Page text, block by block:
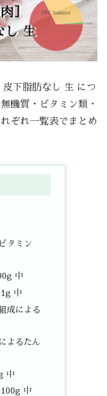
皮下脂肪なし 生 につ
機質・ビタミン類・
ぞれ一覧表でまとめ
タミン
中
1g 中
成による
よるたん
中
100g 中